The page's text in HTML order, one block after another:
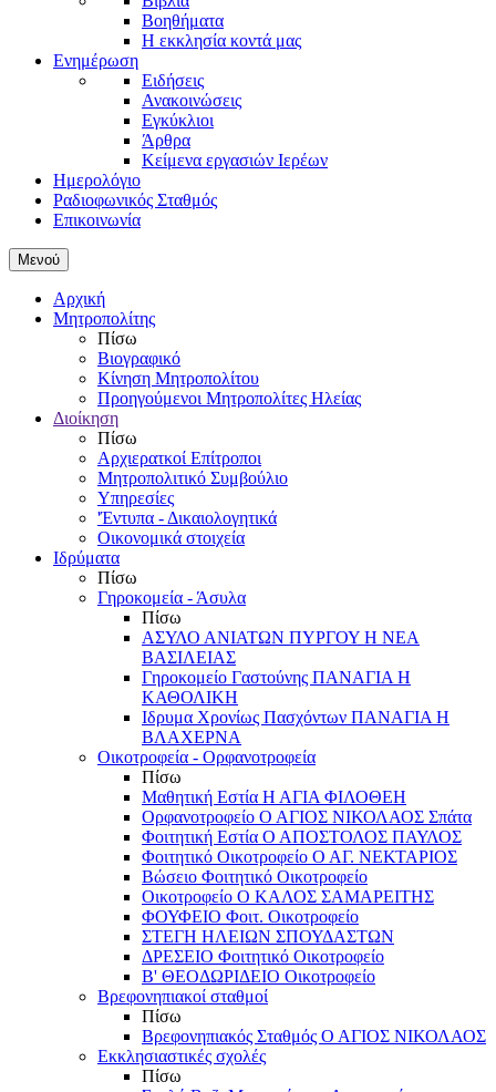
Βοηθήματα
Η εκκλησία κοντά μας
Ενημέρωση
Ειδήσεις
Ανακοινώσεις
Εγκύκλιοι
Άρθρα
Κείμενα εργασιών Ιερέων
Ημερολόγιο
Ραδιοφωνικός Σταθμός
Επικοινωνία
Μενού
Αρχική
Μητροπολίτης
Πίσω
Βιογραφικό
Κίνηση Μητροπολίτου
Προηγούμενοι Μητροπολίτες Ηλείας
Διοίκηση
Πίσω
Αρχιερατκοί Επίτροποι
Μητροπολιτικό Συμβούλιο
Υπηρεσίες
'Έντυπα - Δικαιολογητικά
Οικονομικά στοιχεία
Ιδρύματα
Πίσω
Γηροκομεία - Άσυλα
Πίσω
ΑΣΥΛΟ ΑΝΙΑΤΩΝ ΠΥΡΓΟΥ Η ΝΕΑ
ΒΑΣΙΛΕΙΑΣ
Γηροκομείο Γαστούνης ΠΑΝΑΓΙΑ Η
ΚΑΘΟΛΙΚΗ
Ιδρυμα Χρονίως Πασχόντων ΠΑΝΑΓΙΑ Η
ΒΛΑΧΕΡΝΑ
Οικοτροφεία - Ορφανοτροφεία
Πίσω
Μαθητική Εστία Η ΑΓΙΑ ΦΙΛΟΘΕΗ
Ορφανοτροφείο Ο ΑΓΙΟΣ ΝΙΚΟΛΑΟΣ Σπάτα
Φοιτητική Εστία Ο ΑΠΟΣΤΟΛΟΣ ΠΑΥΛΟΣ
Φοιτητικό Οικοτροφείο Ο ΑΓ. ΝΕΚΤΑΡΙΟΣ
Βώσειο Φοιτητικό Οικοτροφείο
Οικοτροφείο Ο ΚΑΛΟΣ ΣΑΜΑΡΕΙΤΗΣ
ΦΟΥΦΕΙΟ Φοιτ. Οικοτροφείο
ΣΤΕΓΗ ΗΛΕΙΩΝ ΣΠΟΥΔΑΣΤΩΝ
ΔΡΕΣΕΙΟ Φοιτητικό Οικοτροφείο
Β' ΘΕΟΔΩΡΙΔΕΙΟ Οικοτροφείο
Βρεφονηπιακοί σταθμοί
Πίσω
Βρεφονηπιακός Σταθμός Ο ΑΓΙΟΣ ΝΙΚΟΛΑΟΣ
Εκκλησιαστικές σχολές
Πίσω